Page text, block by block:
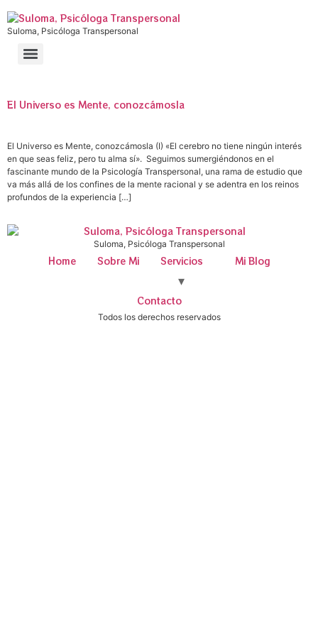
Suloma, Psicóloga Transpersonal
El Universo es Mente, conozcámosla
El Universo es Mente, conozcámosla (I) «El cerebro no tiene ningún interés
en que seas feliz, pero tu alma sí». Seguimos sumergiéndonos en el
fascinante mundo de la Psicología Transpersonal, una rama de estudio que
va más allá de los confines de la mente racional y se adentra en los reinos
profundos de la experiencia […]
Suloma, Psicóloga Transpersonal
Home Sobre Mi Servicios Mi Blog
Contacto
Todos los derechos reservados